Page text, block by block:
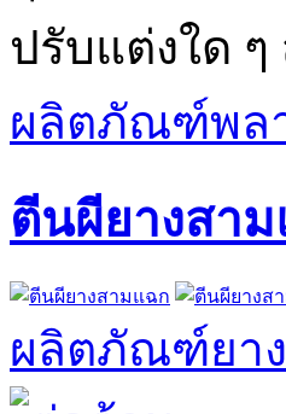
ปรับแต่งใด
ผลิตภัณฑ์พล
ตีนผียางสา
ผลิตภัณฑ์ยาง